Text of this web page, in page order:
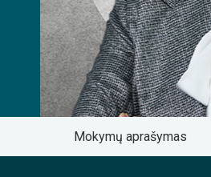
Mokymų aprašymas